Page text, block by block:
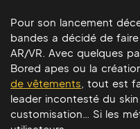
Pour son lancement
bandes a décidé de
AR/VR. Avec quelques
Bored apes ou la
de vêtements , tout est
leader incontesté du
customisation… Si les